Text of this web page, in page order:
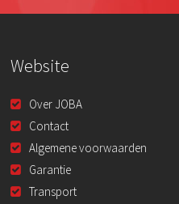
Website
Over JOBA
Contact
Algemene voorwaarden
Garantie
Transport